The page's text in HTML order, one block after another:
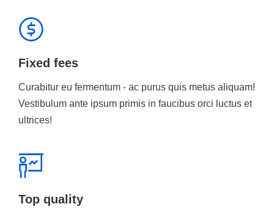
Fixed fees
Curabitur eu fermentum - ac purus quis metus aliquam!
Vestibulum ante ipsum primis in faucibus orci luctus et
ultrices!
Top quality